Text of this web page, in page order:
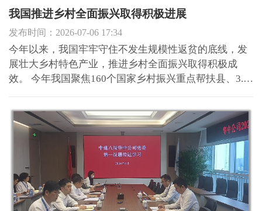
研定点帮扶工作。 李新怀一行先后来到凉水井村、庙岗
村，组织村两委班子成员和在家党员，共同学习领悟习
近平总书记...
我国推进乡村全面振兴取得积极进展
发布时间：2026-07-06 17:34
今年以来，我国牢牢守住不发生规模性返贫的底线，发
展壮大乡村特色产业，推进乡村全面振兴取得积极成
效。 今年我国聚焦160个国家乡村振兴重点帮扶县、3.5
促发展项目。江西省打通13个部门44项数据，建立健全
覆盖3400万全部农村人口的防止返贫监测帮扶大数据系
统，实现了人...